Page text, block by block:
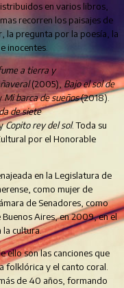
en varios libros,
recorren los paisajes de
la pregunta por la poesía, la
inocentes.
a tierra y
(2005), Bajo el sol de
Mi barca de sueños(2018).
de siete
Copito rey del sol. Toda su
por el Honorable
en la Legislatura de
como mujer de
de Senadores, como
Buenos Aires, en 2009, en el
la cultura.
ello son las canciones que
folklórica y el canto coral.
de 40 años, formando